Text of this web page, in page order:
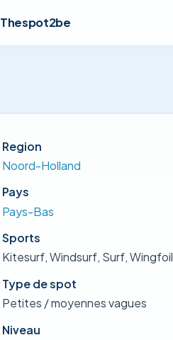
Thespot2be
Region
Noord-Holland
Pays
Pays-Bas
Sports
Kitesurf, Windsurf, Surf, Wingfoil
Type de spot
Petites / moyennes vagues
Niveau